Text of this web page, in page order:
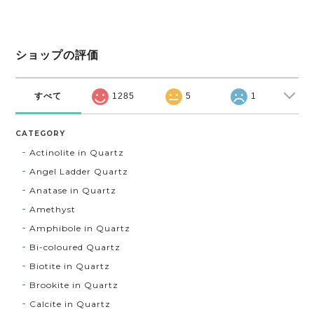
ショップの評価
すべて 1285 5 1
CATEGORY
Actinolite in Quartz
Angel Ladder Quartz
Anatase in Quartz
Amethyst
Amphibole in Quartz
Bi-coloured Quartz
Biotite in Quartz
Brookite in Quartz
Calcite in Quartz